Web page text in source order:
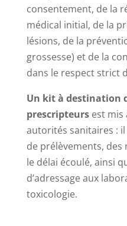
consentement, de la
médical initial, de la
lésions, de la
grossesse) et de la
dans le respect strict
Un kit à destination
prescripteursest mis
autorités sanitaires :
de prélèvements,
le délai écoulé, ainsi
d’adressage aux
toxicologie.